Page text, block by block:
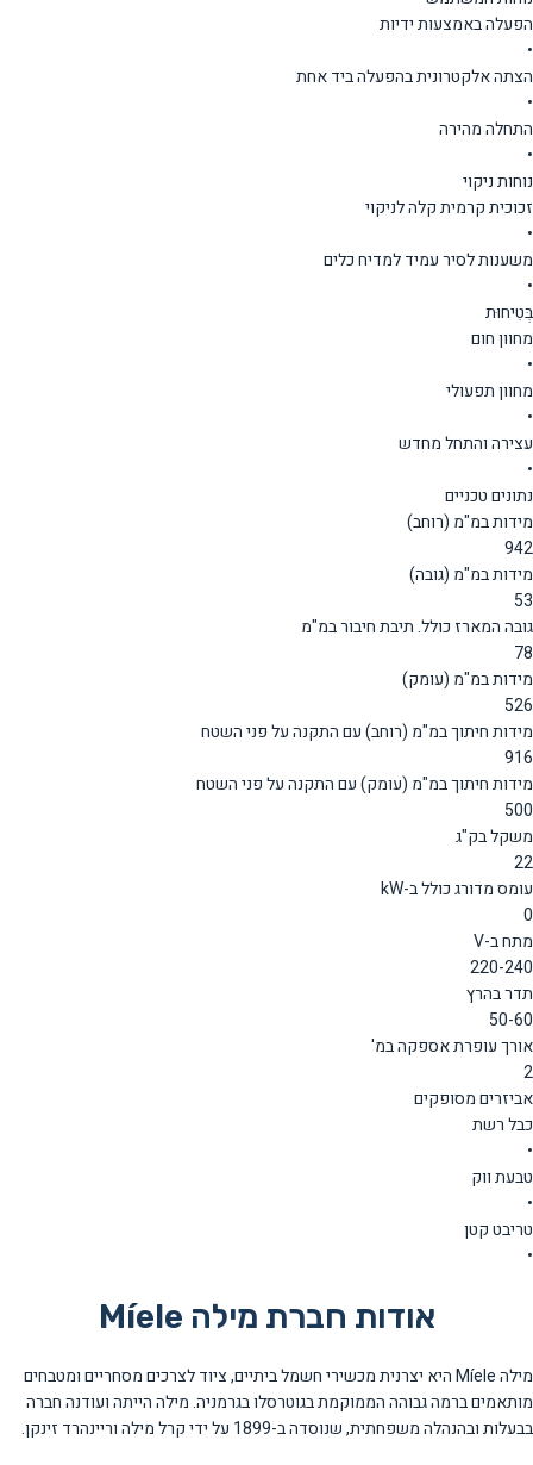
הפעלה באמצעות ידיות
•
הצתה אלקטרונית בהפעלה ביד אחת
•
התחלה מהירה
•
נוחות ניקוי
זכוכית קרמית קלה לניקוי
•
משענות לסיר עמיד למדיח כלים
•
בְּטִיחוּת
מחוון חום
•
מחוון תפעולי
•
עצירה והתחל מחדש
•
נתונים טכניים
מידות במ"מ (רוחב)
942
מידות במ"מ (גובה)
53
גובה המארז כולל. תיבת חיבור במ"מ
78
מידות במ"מ (עומק)
526
מידות חיתוך במ"מ (רוחב) עם התקנה על פני השטח
916
מידות חיתוך במ"מ (עומק) עם התקנה על פני השטח
500
משקל בק"ג
22
עומס מדורג כולל ב-kW
0
מתח ב-V
220-240
תדר בהרץ
50-60
אורך עופרת אספקה במ'
2
אביזרים מסופקים
כבל רשת
•
טבעת ווק
•
טריבט קטן
•
אודות חברת מילה Míele
מילה Míele היא יצרנית מכשירי חשמל ביתיים, ציוד לצרכים מסחריים ומטבחים
מותאמים ברמה גבוהה הממוקמת בגוטרסלו בגרמניה. מילה הייתה ועודנה חברה
בבעלות ובהנהלה משפחתית, שנוסדה ב-1899 על ידי קרל מילה וריינהרד זינקן.